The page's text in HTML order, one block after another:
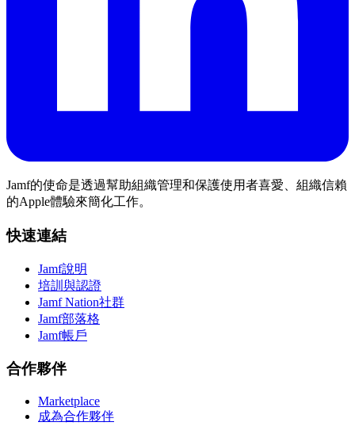
Jamf的使命是透過幫助組織管理和保護使用者喜愛、組織信賴
的Apple體驗來簡化工作。
快速連結
Jamf說明
培訓與認證
Jamf Nation社群
Jamf部落格
Jamf帳戶
合作夥伴
Marketplace
成為合作夥伴